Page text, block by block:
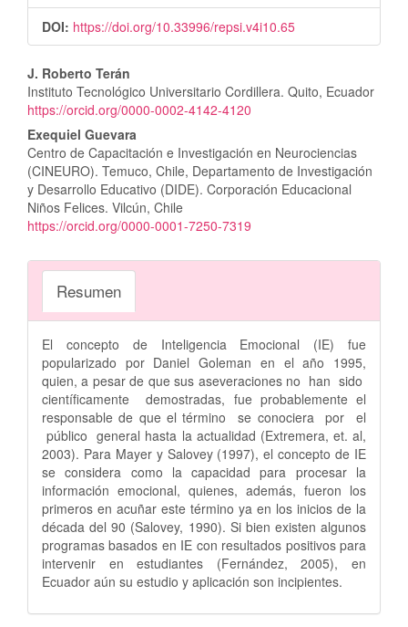
DOI: https://doi.org/10.33996/repsi.v4i10.65
Contenido
principal
del
artículo
J. Roberto Terán
Instituto Tecnológico Universitario Cordillera. Quito, Ecuador
https://orcid.org/0000-0002-4142-4120
Exequiel Guevara
Centro de Capacitación e Investigación en Neurociencias
(CINEURO). Temuco, Chile, Departamento de Investigación
y Desarrollo Educativo (DIDE). Corporación Educacional
Niños Felices. Vilcún, Chile
https://orcid.org/0000-0001-7250-7319
Resumen
El concepto de Inteligencia Emocional (IE) fue
popularizado por Daniel Goleman en el año 1995,
quien, a pesar de que sus aseveraciones no han sido
científicamente demostradas, fue probablemente el
responsable de que el término se conociera por el
público general hasta la actualidad (Extremera, et. al,
2003). Para Mayer y Salovey (1997), el concepto de IE
se considera como la capacidad para procesar la
información emocional, quienes, además, fueron los
primeros en acuñar este término ya en los inicios de la
década del 90 (Salovey, 1990). Si bien existen algunos
programas basados en IE con resultados positivos para
intervenir en estudiantes (Fernández, 2005), en
Ecuador aún su estudio y aplicación son incipientes.